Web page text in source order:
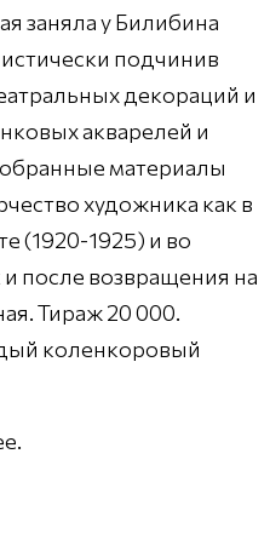
заняла у Билибина
подчинив
декораций и
акварелей и
материалы
художника как в
(1920-1925) и во
после возвращения на
Тираж 20 000.
коленкоровый